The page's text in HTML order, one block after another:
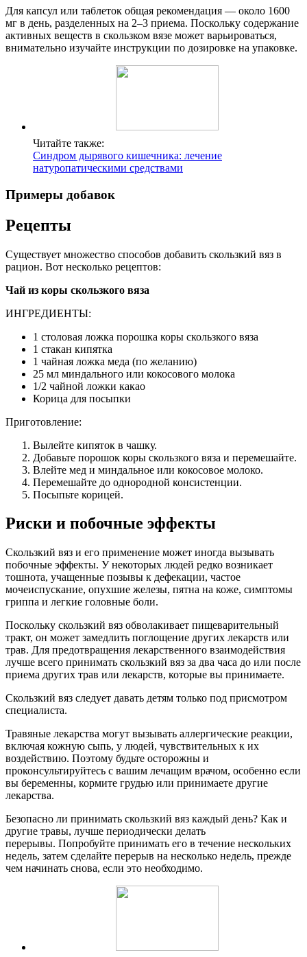
Для капсул или таблеток общая рекомендация — около 1600
мг в день, разделенных на 2–3 приема. Поскольку содержание
активных веществ в скользком вязе может варьироваться,
внимательно изучайте инструкции по дозировке на упаковке.
Читайте также:
Синдром дырявого кишечника: лечение
натуропатическими средствами
Примеры добавок
Рецепты
Существует множество способов добавить скользкий вяз в
рацион. Вот несколько рецептов:
Чай из коры скользкого вяза
ИНГРЕДИЕНТЫ:
1 столовая ложка порошка коры скользкого вяза
1 стакан кипятка
1 чайная ложка меда (по желанию)
25 мл миндального или кокосового молока
1/2 чайной ложки какао
Корица для посыпки
Приготовление:
Вылейте кипяток в чашку.
Добавьте порошок коры скользкого вяза и перемешайте.
Влейте мед и миндальное или кокосовое молоко.
Перемешайте до однородной консистенции.
Посыпьте корицей.
Риски и побочные эффекты
Скользкий вяз и его применение может иногда вызывать
побочные эффекты. У некоторых людей редко возникает
тошнота, учащенные позывы к дефекации, частое
мочеиспускание, опухшие железы, пятна на коже, симптомы
гриппа и легкие головные боли.
Поскольку скользкий вяз обволакивает пищеварительный
тракт, он может замедлить поглощение других лекарств или
трав. Для предотвращения лекарственного взаимодействия
лучше всего принимать скользкий вяз за два часа до или после
приема других трав или лекарств, которые вы принимаете.
Скользкий вяз следует давать детям только под присмотром
специалиста.
Травяные лекарства могут вызывать аллергические реакции,
включая кожную сыпь, у людей, чувствительных к их
воздействию. Поэтому будьте осторожны и
проконсультируйтесь с вашим лечащим врачом, особенно если
вы беременны, кормите грудью или принимаете другие
лекарства.
Безопасно ли принимать скользкий вяз каждый день? Как и
другие травы, лучше периодически делать
перерывы. Попробуйте принимать его в течение нескольких
недель, затем сделайте перерыв на несколько недель, прежде
чем начинать снова, если это необходимо.